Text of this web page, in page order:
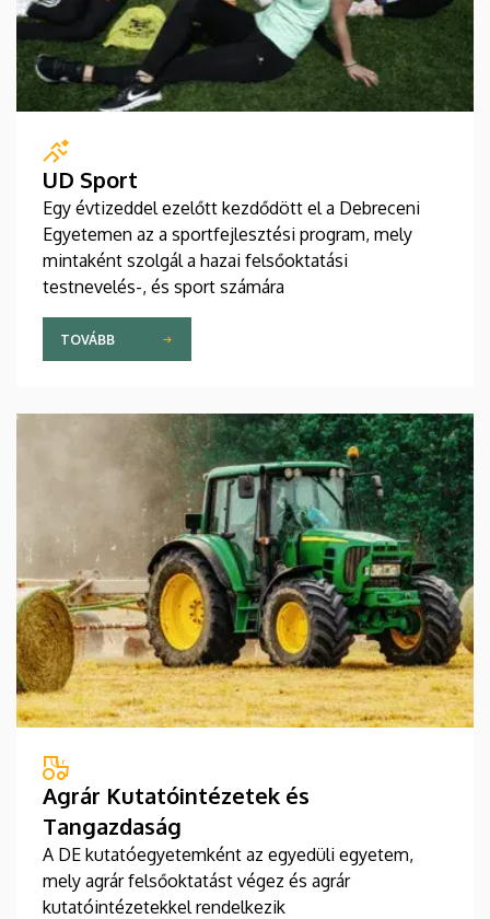
UD Sport
Egy évtizeddel ezelőtt kezdődött el a Debreceni
Egyetemen az a sportfejlesztési program, mely
mintaként szolgál a hazai felsőoktatási
testnevelés-, és sport számára
TOVÁBB
Agrár Kutatóintézetek és
Tangazdaság
A DE kutatóegyetemként az egyedüli egyetem,
mely agrár felsőoktatást végez és agrár
kutatóintézetekkel rendelkezik